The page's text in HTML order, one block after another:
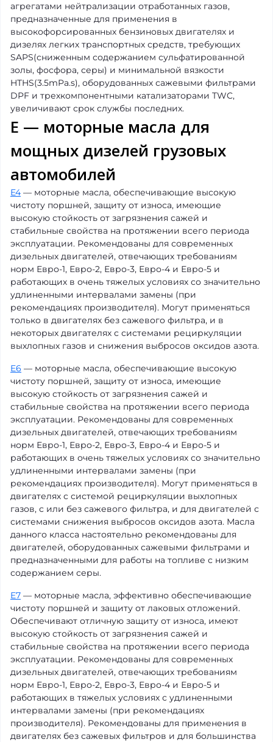
агрегатами нейтрализации отработанных газов,
предназначенные для применения в
высокофорсированных бензиновых двигателях и
дизелях легких транспортных средств, требующих
SAPS(сниженным содержанием сульфатированной
золы, фосфора, серы) и минимальной вязкости
HTHS(3.5mPa.s), оборудованных сажевыми фильтрами
DPF и трехкомпонентными катализаторами TWC,
увеличивают срок службы последних.
E — моторные масла для
мощных дизелей грузовых
автомобилей
E4 — моторные масла, обеспечивающие высокую
чистоту поршней, защиту от износа, имеющие
высокую стойкость от загрязнения сажей и
стабильные свойства на протяжении всего периода
эксплуатации. Рекомендованы для современных
дизельных двигателей, отвечающих требованиям
норм Евро-1, Евро-2, Евро-3, Евро-4 и Евро-5 и
работающих в очень тяжелых условиях со значительно
удлиненными интервалами замены (при
рекомендациях производителя). Могут применяться
только в двигателях без сажевого фильтра, и в
некоторых двигателях с системами рециркуляции
выхлопных газов и снижения выбросов оксидов азота.
E6 — моторные масла, обеспечивающие высокую
чистоту поршней, защиту от износа, имеющие
высокую стойкость от загрязнения сажей и
стабильные свойства на протяжении всего периода
эксплуатации. Рекомендованы для современных
дизельных двигателей, отвечающих требованиям
норм Евро-1, Евро-2, Евро-3, Евро-4 и Евро-5 и
работающих в очень тяжелых условиях со значительно
удлиненными интервалами замены (при
рекомендациях производителя). Могут применяться в
двигателях с системой рециркуляции выхлопных
газов, с или без сажевого фильтра, и для двигателей с
системами снижения выбросов оксидов азота. Масла
данного класса настоятельно рекомендованы для
двигателей, оборудованных сажевыми фильтрами и
предназначенными для работы на топливе с низким
содержанием серы.
E7 — моторные масла, эффективно обеспечивающие
чистоту поршней и защиту от лаковых отложений.
Обеспечивают отличную защиту от износа, имеют
высокую стойкость от загрязнения сажей и
стабильные свойства на протяжении всего периода
эксплуатации. Рекомендованы для современных
дизельных двигателей, отвечающих требованиям
норм Евро-1, Евро-2, Евро-3, Евро-4 и Евро-5 и
работающих в тяжелых условиях с удлиненными
интервалами замены (при рекомендациях
производителя). Рекомендованы для применения в
двигателях без сажевых фильтров и для большинства